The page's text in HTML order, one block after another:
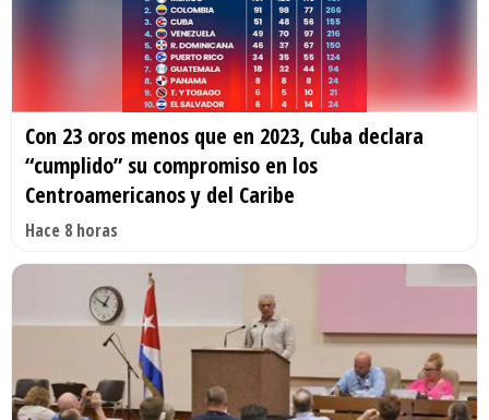
Con 23 oros menos que en 2023, Cuba declara
“cumplido” su compromiso en los
Centroamericanos y del Caribe
Hace 8 horas